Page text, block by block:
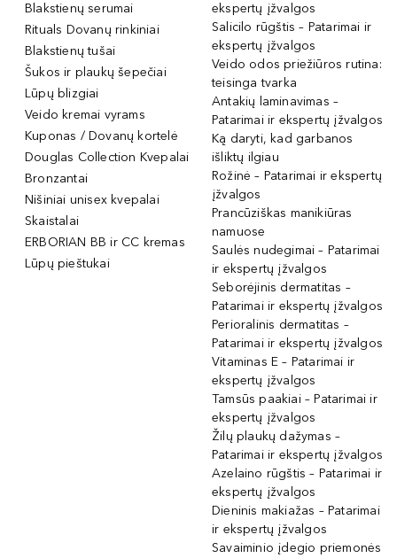
Blakstienų serumai
Rituals Dovanų rinkiniai
Blakstienų tušai
Šukos ir plaukų šepečiai
Lūpų blizgiai
Veido kremai vyrams
Kuponas / Dovanų kortelė
Douglas Collection Kvepalai
Bronzantai
Nišiniai unisex kvepalai
Skaistalai
ERBORIAN BB ir CC kremas
Lūpų pieštukai
ekspertų įžvalgos
Salicilo rūgštis – Patarimai ir
ekspertų įžvalgos
Veido odos priežiūros rutina:
teisinga tvarka
Antakių laminavimas –
Patarimai ir ekspertų įžvalgos
Ką daryti, kad garbanos
išliktų ilgiau
Rožinė – Patarimai ir ekspertų
įžvalgos
Prancūziškas manikiūras
namuose
Saulės nudegimai – Patarimai
ir ekspertų įžvalgos
Seborėjinis dermatitas –
Patarimai ir ekspertų įžvalgos
Perioralinis dermatitas –
Patarimai ir ekspertų įžvalgos
Vitaminas E – Patarimai ir
ekspertų įžvalgos
Tamsūs paakiai – Patarimai ir
ekspertų įžvalgos
Žilų plaukų dažymas –
Patarimai ir ekspertų įžvalgos
Azelaino rūgštis – Patarimai ir
ekspertų įžvalgos
Dieninis makiažas – Patarimai
ir ekspertų įžvalgos
Savaiminio įdegio priemonės